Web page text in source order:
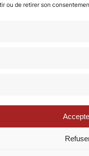
ou de retirer son